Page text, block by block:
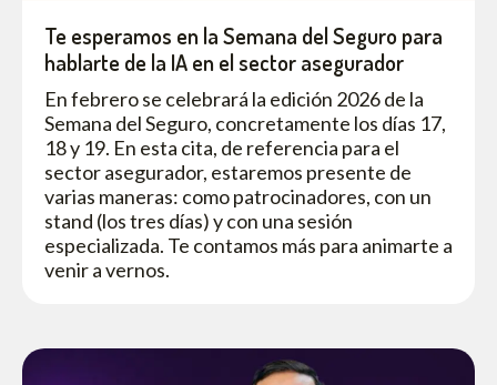
Te esperamos en la Semana del Seguro para
hablarte de la IA en el sector asegurador
En febrero se celebrará la edición 2026 de la
Semana del Seguro, concretamente los días 17,
18 y 19. En esta cita, de referencia para el
sector asegurador, estaremos presente de
varias maneras: como patrocinadores, con un
stand (los tres días) y con una sesión
especializada. Te contamos más para animarte a
venir a vernos.